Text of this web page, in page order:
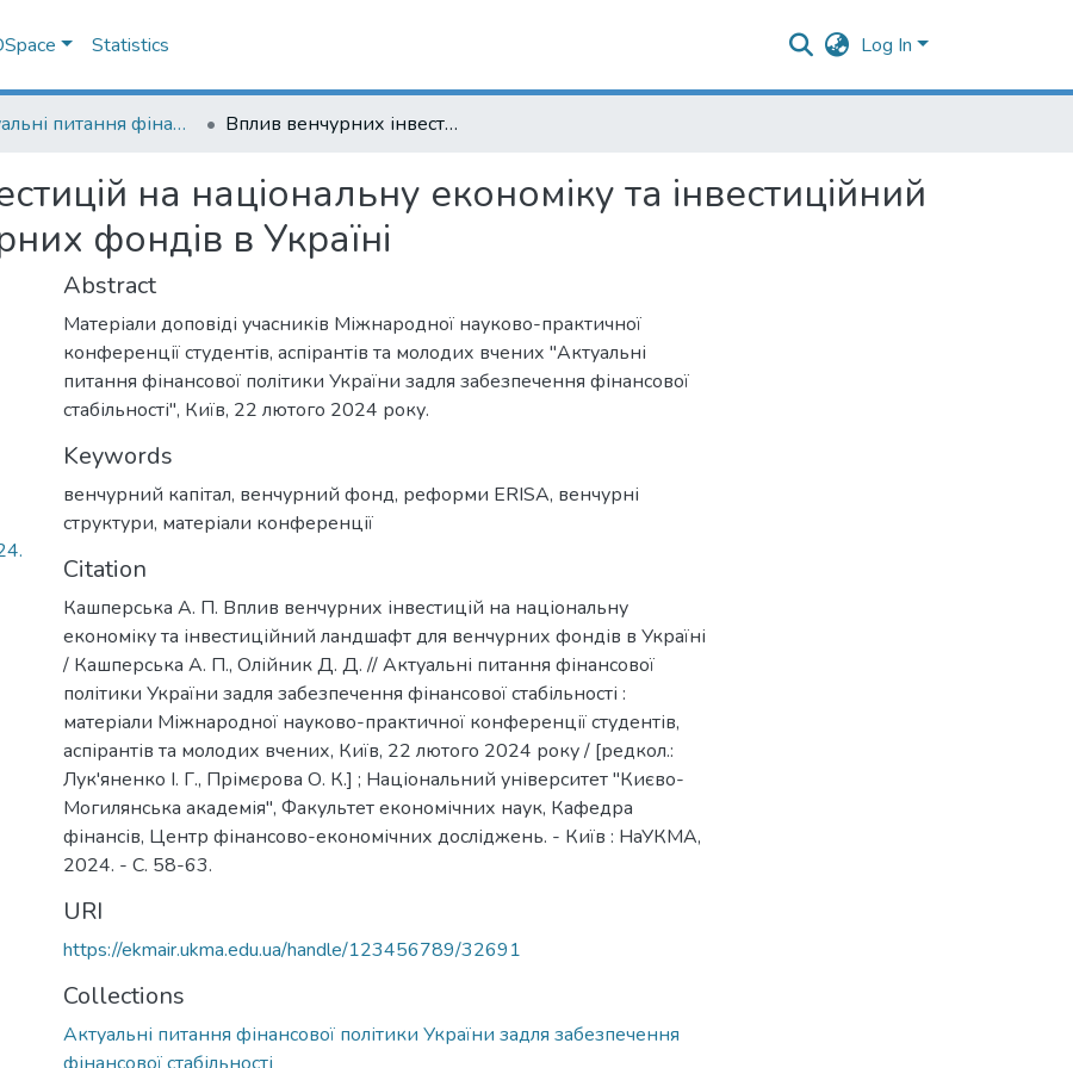
Statistics Log In
Актуальні питання фінансової політики України задля забезпечення фінансової стабільності Вплив венчурних інвестицій на національну економіку та інвестиційний ландшафт для венчурних фондів в Україні
на національну економіку та інвестиційний
фондів в Україні
Abstract
Матеріали доповіді учасників Міжнародної науково-практичної
конференції студентів, аспірантів та молодих вчених "Актуальні
питання фінансової політики України задля забезпечення фінансової
стабільності", Київ, 22 лютого 2024 року.
Keywords
венчурний капітал, венчурний фонд, реформи ERISA, венчурні
структури, матеріали конференції
Citation
Кашперська А. П. Вплив венчурних інвестицій на національну
економіку та інвестиційний ландшафт для венчурних фондів в Україні
/ Кашперська А. П., Олійник Д. Д. // Актуальні питання фінансової
політики України задля забезпечення фінансової стабільності :
матеріали Міжнародної науково-практичної конференції студентів,
аспірантів та молодих вчених, Київ, 22 лютого 2024 року / [редкол.:
Лук'яненко І. Г., Прімєрова О. К.] ; Національний університет "Києво-
Могилянська академія", Факультет економічних наук, Кафедра
фінансів, Центр фінансово-економічних досліджень. - Київ : НаУКМА,
2024. - C. 58-63.
URI
https://ekmair.ukma.edu.ua/handle/123456789/32691
Collections
Актуальні питання фінансової політики України задля забезпечення